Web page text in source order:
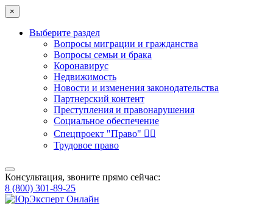
×
Выберите раздел
Вопросы миграции и гражданства
Вопросы семьи и брака
Коронавирус
Недвижимость
Новости и изменения законодательства
Партнерский контент
Преступления и правонарушения
Социальное обеспечение
Спецпроект "Право" 👮‍♂️
Трудовое право
Консультация, звоните прямо сейчас:
8 (800) 301-89-25